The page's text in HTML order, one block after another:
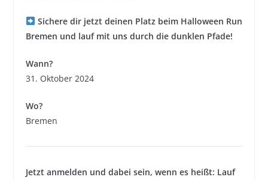
Sichere dir jetzt deinen Platz beim Halloween Run
Bremen und lauf mit uns durch die dunklen Pfade!
Wann?
31. Oktober 2024
Wo?
Bremen
Jetzt anmelden und dabei sein, wenn es heißt: Lauf